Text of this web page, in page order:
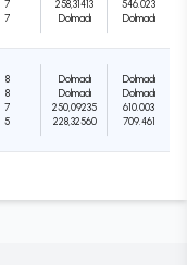
7
7
258,31413
Dolmadı
546.023
Dolmadı
8
8
7
5
Dolmadı
Dolmadı
250,09235
228,32560
Dolmadı
Dolmadı
610.003
709.461